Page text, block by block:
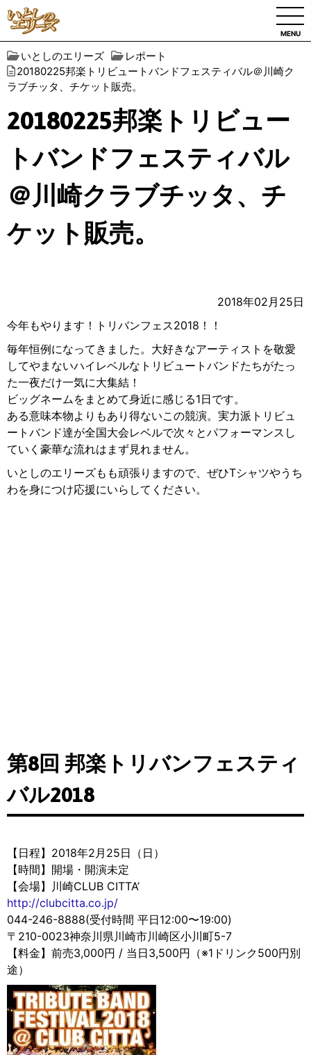
MENU
いとしのエリーズ
レポート
20180225邦楽トリビュートバンドフェスティバル＠川崎ク
ラブチッタ、チケット販売。
20180225邦楽トリビュー
トバンドフェスティバル
＠川崎クラブチッタ、チ
ケット販売。
2018年02月25日
今年もやります！トリバンフェス2018！！
毎年恒例になってきました。大好きなアーティストを敬愛
してやまないハイレベルなトリビュートバンドたちがたっ
た一夜だけ一気に大集結！
ビッグネームをまとめて身近に感じる1日です。
ある意味本物よりもあり得ないこの競演。実力派トリビュ
ートバンド達が全国大会レベルで次々とパフォーマンスし
ていく豪華な流れはまず見れません。
いとしのエリーズもも頑張りますので、ぜひTシャツやうち
わを身につけ応援にいらしてください。
第8回 邦楽トリバンフェスティ
バル2018
【日程】2018年2月25日（日）
【時間】開場・開演未定
【会場】川崎CLUB CITTA’
http://clubcitta.co.jp/
044-246-8888(受付時間 平日12:00〜19:00)
〒210-0023神奈川県川崎市川崎区小川町5-7
【料金】前売3,000円 / 当日3,500円（※1ドリンク500円別
途）